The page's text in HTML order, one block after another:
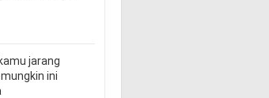
jarang
ini